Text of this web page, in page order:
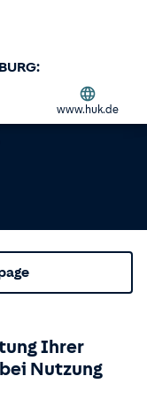
www.huk.de
Ihrer
Nutzung